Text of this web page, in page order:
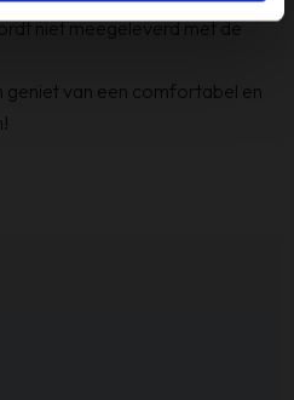
niet meegeleverd met de
geniet van een comfortabel en